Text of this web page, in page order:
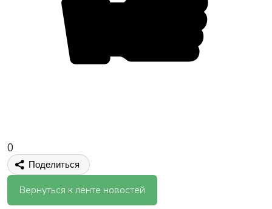
0
Поделиться
Вернуться к ленте новостей